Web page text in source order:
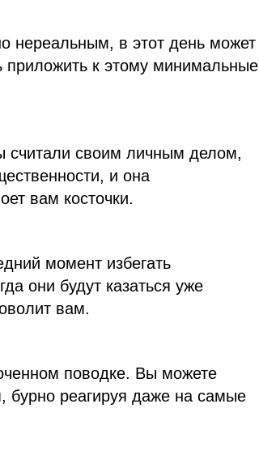
нереальным, в этот день может
приложить к этому минимальные
считали своим личным делом,
и она
вам косточки.
момент избегать
они будут казаться уже
вам.
поводке. Вы можете
бурно реагируя даже на самые